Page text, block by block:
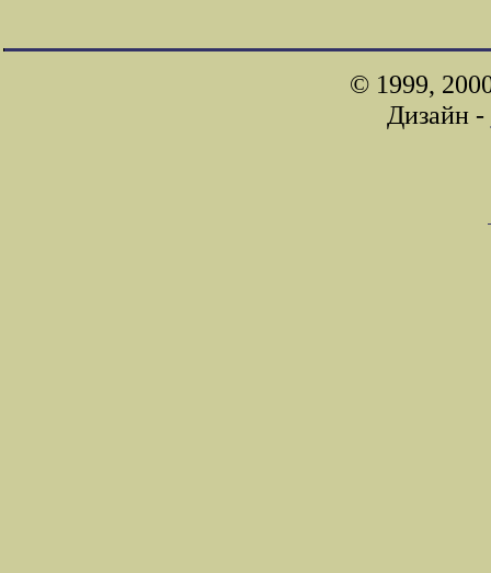
© 1999,
Дизайн -